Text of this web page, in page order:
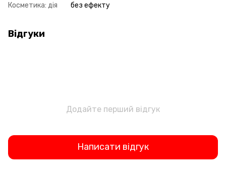
Косметика: дія
без ефекту
Відгуки
Додайте перший відгук
Написати відгук